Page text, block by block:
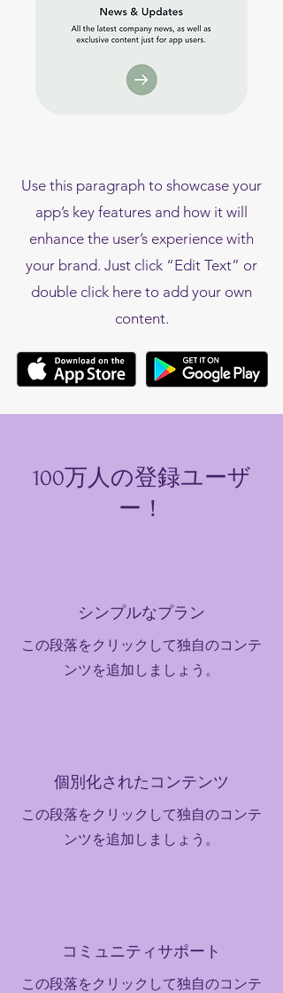
Use this paragraph to showcase your
app’s key features and how it will
enhance the user’s experience with
your brand. Just click “Edit Text” or
double click here to add your own
content.
100万人の登録ユーザ
ー！
シンプルなプラン
この段落をクリックして独自のコンテ
ンツを追加しましょう。
個別化されたコンテンツ
この段落をクリックして独自のコンテ
ンツを追加しましょう。
コミュニティサポート
この段落をクリックして独自のコンテ